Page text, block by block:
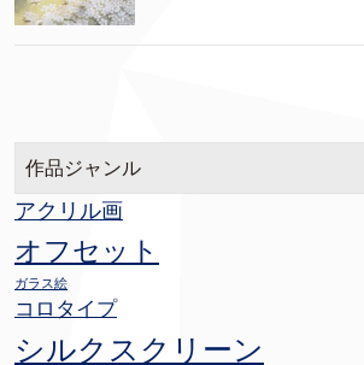
作品ジャンル
アクリル画
オフセット
ガラス絵
コロタイプ
シルクスクリーン